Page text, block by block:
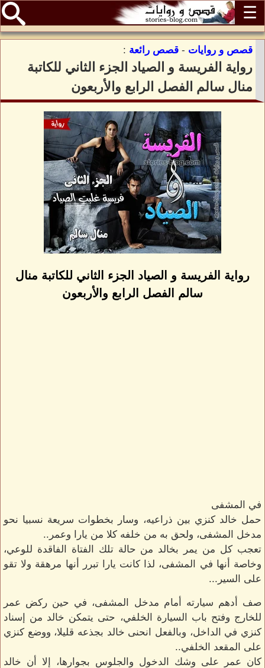
☰
قصص و روايات - قصص رائعة :
رواية الفريسة و الصياد الجزء الثاني للكاتبة
منال سالم الفصل الرابع والأربعون
رواية الفريسة و الصياد الجزء الثاني للكاتبة منال
سالم الفصل الرابع والأربعون
في المشفى
حمل خالد كنزي بين ذراعيه، وسار بخطوات سريعة نسبيا نحو
مدخل المشفى، ولحق به من خلفه كلا من يارا وعمر..
تعجب كل من يمر بخالد من حالة تلك الفتاة الفاقدة للوعي،
وخاصة أنها في المشفى، لذا كانت يارا تبرر أنها مرهقة ولا تقو
على السير...
صف أدهم سيارته أمام مدخل المشفى، في حين ركض عمر
للخارج وفتح باب السيارة الخلفي، حتى يتمكن خالد من إسناد
كنزي في الداخل، وبالفعل انحنى خالد بجذعه قليلا، ووضع كنزي
على المقعد الخلفي..
كان عمر على وشك الدخول والجلوس بجوارها، إلا أن خالد